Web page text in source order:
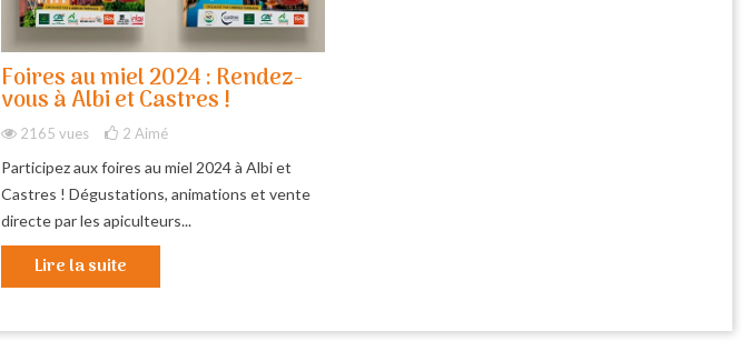
Foires au miel 2024 : Rendez-
vous à Albi et Castres !
2165 vues 2 Aimé
Participez aux foires au miel 2024 à Albi et
Castres ! Dégustations, animations et vente
directe par les apiculteurs...
Lire la suite